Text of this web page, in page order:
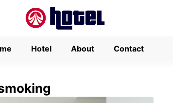
Hotel About Contact